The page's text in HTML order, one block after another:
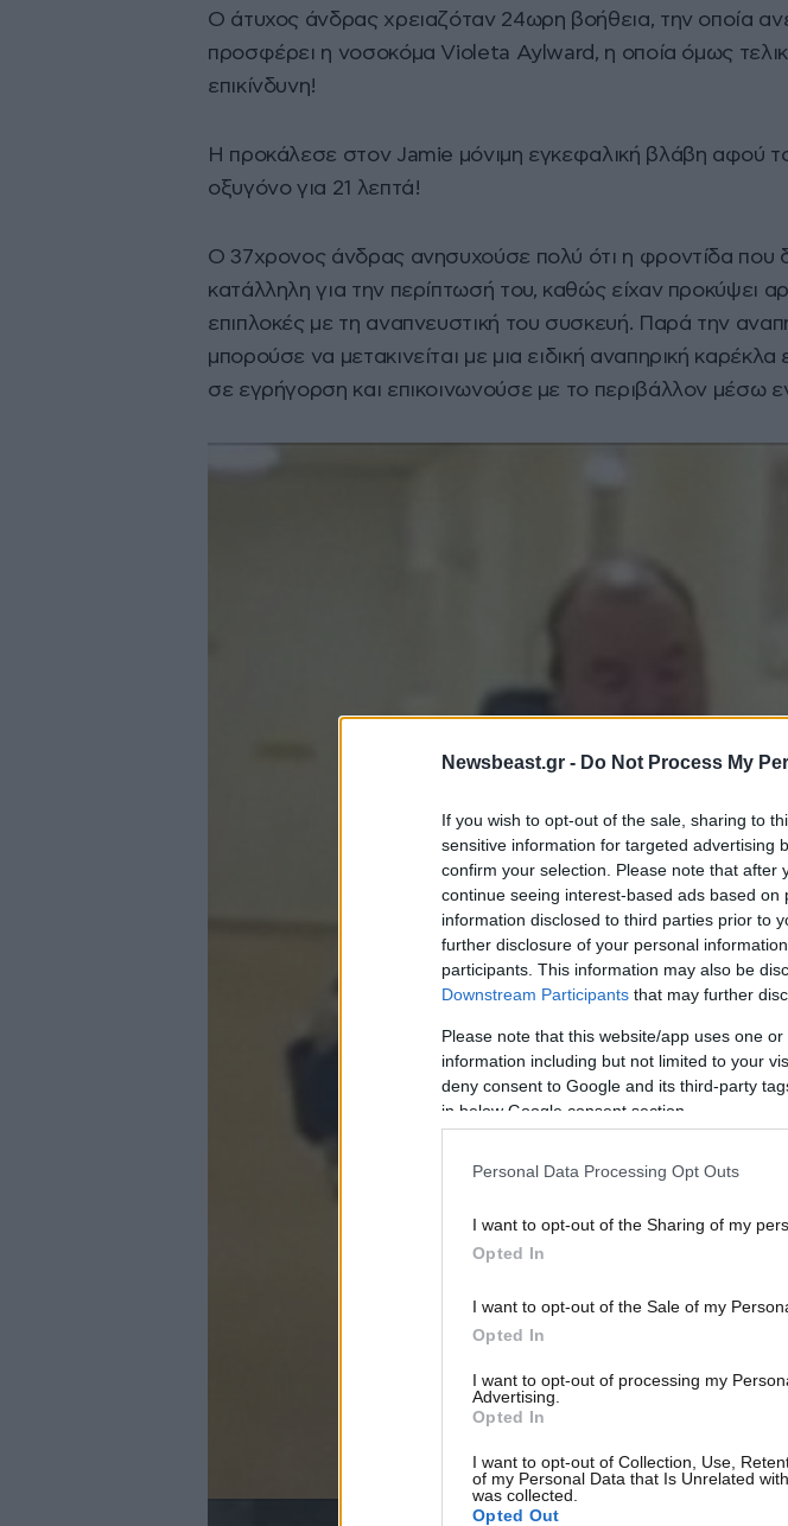
Newsbeast.gr - Do Not Process My
If you wish to opt-out of the sale, sharing to
sensitive information for targeted advertising
confirm your selection. Please note that
continue seeing interest-based ads based
information disclosed to third parties prior to
further disclosure of your personal
participants. This information may also be
Downstream Participants that may further
Please note that this website/app uses one
information including but not limited to your
deny consent to Google and its third-party
in below Google consent section.
Personal Data Processing Opt Outs
I want to opt-out of the Sharing of my
Opted In
I want to opt-out of the Sale of my
Opted In
I want to opt-out of processing my
Advertising.
Opted In
I want to opt-out of Collection, Use,
of my Personal Data that Is Unrelated
was collected.
Opted Out
Ο άτυχος άνδρας χρειαζόταν 24ωρη βοήθεια, την οποία
προσφέρει η νοσοκόμα Violeta Aylward, η οποία όμως
επικίνδυνη!
Η προκάλεσε στον Jamie μόνιμη εγκεφαλική βλάβη αφού
οξυγόνο για 21 λεπτά!
Ο 37χρονος άνδρας ανησυχούσε πολύ ότι η φροντίδα που
κατάλληλη για την περίπτωσή του, καθώς είχαν προκύψει
επιπλοκές με τη αναπνευστική του συσκευή. Παρά την
μπορούσε να μετακινείται με μια ειδική αναπηρική
σε εγρήγορση και επικοινωνούσε με το περιβάλλον μέσω